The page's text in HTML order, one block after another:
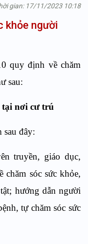
gian: 17/11/2023 10:18
khỏe người
quy định về chăm
sau:
tại nơi cư trú
sau đây:
truyền, giáo dục,
sóc sức khỏe,
hướng dẫn người
tự chăm sóc sức